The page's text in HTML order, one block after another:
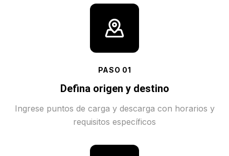
PASO 01
Defina origen y destino
Ingrese puntos de carga y descarga con horarios y
requisitos específicos